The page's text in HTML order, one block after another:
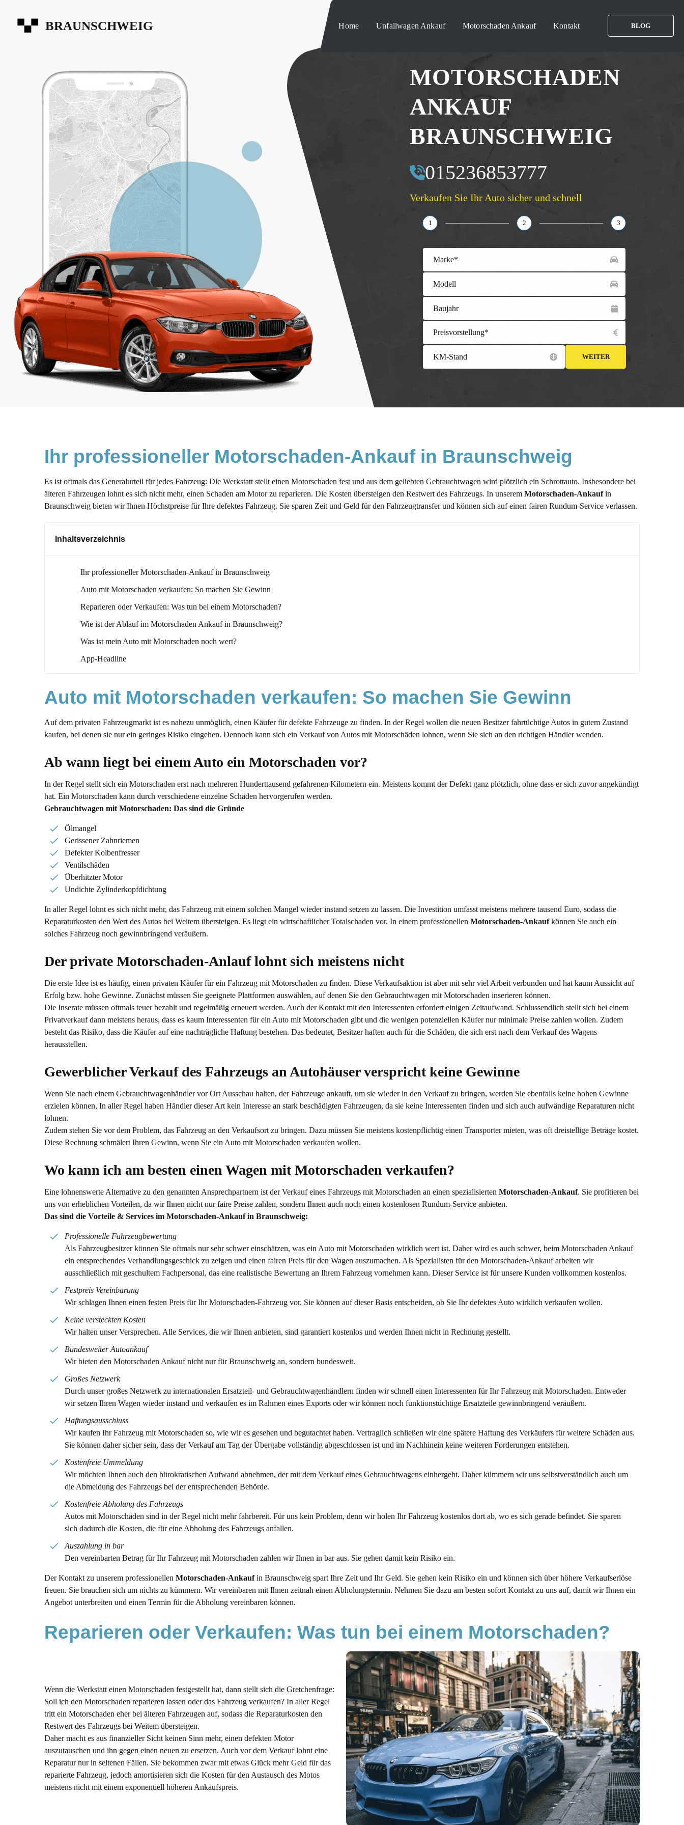
BRAUNSCHWEIG Home Unfallwagen Ankauf Motorschaden Ankauf Kontakt BLOG
MOTORSCHADEN
ANKAUF
BRAUNSCHWEIG
015236853777
Verkaufen Sie Ihr Auto sicher und schnell
1 2 3
Marke*
Modell
Baujahr
Preisvorstellung*
KM-Stand WEITER
Ihr professioneller Motorschaden-Ankauf in Braunschweig
Es ist oftmals das Generalurteil für jedes Fahrzeug: Die Werkstatt stellt einen Motorschaden fest und aus dem geliebten Gebrauchtwagen wird plötzlich ein Schrottauto. Insbesondere bei
älteren Fahrzeugen lohnt es sich nicht mehr, einen Schaden am Motor zu reparieren. Die Kosten übersteigen den Restwert des Fahrzeugs. In unserem Motorschaden-Ankaufin
Braunschweig bieten wir Ihnen Höchstpreise für Ihre defektes Fahrzeug. Sie sparen Zeit und Geld für den Fahrzeugtransfer und können sich auf einen fairen Rundum-Service verlassen.
Inhaltsverzeichnis
Ihr professioneller Motorschaden-Ankauf in Braunschweig
Auto mit Motorschaden verkaufen: So machen Sie Gewinn
Reparieren oder Verkaufen: Was tun bei einem Motorschaden?
Wie ist der Ablauf im Motorschaden Ankauf in Braunschweig?
Was ist mein Auto mit Motorschaden noch wert?
App-Headline
FAQ: Ihre häufigen Fragen zum Motorschaden Ankauf in Braunschweig
Auto mit Motorschaden verkaufen: So machen Sie Gewinn
Auf dem privaten Fahrzeugmarkt ist es nahezu unmöglich, einen Käufer für defekte Fahrzeuge zu finden. In der Regel wollen die neuen Besitzer fahrtüchtige Autos in gutem Zustand
kaufen, bei denen sie nur ein geringes Risiko eingehen. Dennoch kann sich ein Verkauf von Autos mit Motorschäden lohnen, wenn Sie sich an den richtigen Händler wenden.
Ab wann liegt bei einem Auto ein Motorschaden vor?
In der Regel stellt sich ein Motorschaden erst nach mehreren Hunderttausend gefahrenen Kilometern ein. Meistens kommt der Defekt ganz plötzlich, ohne dass er sich zuvor angekündigt
hat. Ein Motorschaden kann durch verschiedene einzelne Schäden hervorgerufen werden.
Gebrauchtwagen mit Motorschaden: Das sind die Gründe
Ölmangel
Gerissener Zahnriemen
Defekter Kolbenfresser
Ventilschäden
Überhitzter Motor
Undichte Zylinderkopfdichtung
In aller Regel lohnt es sich nicht mehr, das Fahrzeug mit einem solchen Mangel wieder instand setzen zu lassen. Die Investition umfasst meistens mehrere tausend Euro, sodass die
Reparaturkosten den Wert des Autos bei Weitem übersteigen. Es liegt ein wirtschaftlicher Totalschaden vor. In einem professionellen Motorschaden-Ankaufkönnen Sie auch ein
solches Fahrzeug noch gewinnbringend veräußern.
Der private Motorschaden-Anlauf lohnt sich meistens nicht
Die erste Idee ist es häufig, einen privaten Käufer für ein Fahrzeug mit Motorschaden zu finden. Diese Verkaufsaktion ist aber mit sehr viel Arbeit verbunden und hat kaum Aussicht auf
Erfolg bzw. hohe Gewinne. Zunächst müssen Sie geeignete Plattformen auswählen, auf denen Sie den Gebrauchtwagen mit Motorschaden inserieren können.
Die Inserate müssen oftmals teuer bezahlt und regelmäßig erneuert werden. Auch der Kontakt mit den Interessenten erfordert einigen Zeitaufwand. Schlussendlich stellt sich bei einem
Privatverkauf dann meistens heraus, dass es kaum Interessenten für ein Auto mit Motorschaden gibt und die wenigen potenziellen Käufer nur minimale Preise zahlen wollen. Zudem
besteht das Risiko, dass die Käufer auf eine nachträgliche Haftung bestehen. Das bedeutet, Besitzer haften auch für die Schäden, die sich erst nach dem Verkauf des Wagens
herausstellen.
Gewerblicher Verkauf des Fahrzeugs an Autohäuser verspricht keine Gewinne
Wenn Sie nach einem Gebrauchtwagenhändler vor Ort Ausschau halten, der Fahrzeuge ankauft, um sie wieder in den Verkauf zu bringen, werden Sie ebenfalls keine hohen Gewinne
erzielen können, In aller Regel haben Händler dieser Art kein Interesse an stark beschädigten Fahrzeugen, da sie keine Interessenten finden und sich auch aufwändige Reparaturen nicht
lohnen.
Zudem stehen Sie vor dem Problem, das Fahrzeug an den Verkaufsort zu bringen. Dazu müssen Sie meistens kostenpflichtig einen Transporter mieten, was oft dreistellige Beträge kostet.
Diese Rechnung schmälert Ihren Gewinn, wenn Sie ein Auto mit Motorschaden verkaufen wollen.
Wo kann ich am besten einen Wagen mit Motorschaden verkaufen?
Eine lohnenswerte Alternative zu den genannten Ansprechpartnern ist der Verkauf eines Fahrzeugs mit Motorschaden an einen spezialisierten Motorschaden-Ankauf. Sie profitieren bei
uns von erheblichen Vorteilen, da wir Ihnen nicht nur faire Preise zahlen, sondern Ihnen auch noch einen kostenlosen Rundum-Service anbieten.
Das sind die Vorteile & Services im Motorschaden-Ankauf in Braunschweig:
Professionelle Fahrzeugbewertung
Als Fahrzeugbesitzer können Sie oftmals nur sehr schwer einschätzen, was ein Auto mit Motorschaden wirklich wert ist. Daher wird es auch schwer, beim Motorschaden Ankauf
ein entsprechendes Verhandlungsgeschick zu zeigen und einen fairen Preis für den Wagen auszumachen. Als Spezialisten für den Motorschaden-Ankauf arbeiten wir
ausschließlich mit geschultem Fachpersonal, das eine realistische Bewertung an Ihrem Fahrzeug vornehmen kann. Dieser Service ist für unsere Kunden vollkommen kostenlos.
Festpreis Vereinbarung
Wir schlagen Ihnen einen festen Preis für Ihr Motorschaden-Fahrzeug vor. Sie können auf dieser Basis entscheiden, ob Sie Ihr defektes Auto wirklich verkaufen wollen.
Keine versteckten Kosten
Wir halten unser Versprechen. Alle Services, die wir Ihnen anbieten, sind garantiert kostenlos und werden Ihnen nicht in Rechnung gestellt.
Bundesweiter Autoankauf
Wir bieten den Motorschaden Ankauf nicht nur für Braunschweig an, sondern bundesweit.
Großes Netzwerk
Durch unser großes Netzwerk zu internationalen Ersatzteil- und Gebrauchtwagenhändlern finden wir schnell einen Interessenten für Ihr Fahrzeug mit Motorschaden. Entweder
wir setzen Ihren Wagen wieder instand und verkaufen es im Rahmen eines Exports oder wir können noch funktionstüchtige Ersatzteile gewinnbringend veräußern.
Haftungsausschluss
Wir kaufen Ihr Fahrzeug mit Motorschaden so, wie wir es gesehen und begutachtet haben. Vertraglich schließen wir eine spätere Haftung des Verkäufers für weitere Schäden aus.
Sie können daher sicher sein, dass der Verkauf am Tag der Übergabe vollständig abgeschlossen ist und im Nachhinein keine weiteren Forderungen entstehen.
Kostenfreie Ummeldung
Wir möchten Ihnen auch den bürokratischen Aufwand abnehmen, der mit dem Verkauf eines Gebrauchtwagens einhergeht. Daher kümmern wir uns selbstverständlich auch um
die Abmeldung des Fahrzeugs bei der entsprechenden Behörde.
Kostenfreie Abholung des Fahrzeugs
Autos mit Motorschäden sind in der Regel nicht mehr fahrbereit. Für uns kein Problem, denn wir holen Ihr Fahrzeug kostenlos dort ab, wo es sich gerade befindet. Sie sparen
sich dadurch die Kosten, die für eine Abholung des Fahrzeugs anfallen.
Auszahlung in bar
Den vereinbarten Betrag für Ihr Fahrzeug mit Motorschaden zahlen wir Ihnen in bar aus. Sie gehen damit kein Risiko ein.
Der Kontakt zu unserem professionellen Motorschaden-Ankaufin Braunschweig spart Ihre Zeit und Ihr Geld. Sie gehen kein Risiko ein und können sich über höhere Verkaufserlöse
freuen. Sie brauchen sich um nichts zu kümmern. Wir vereinbaren mit Ihnen zeitnah einen Abholungstermin. Nehmen Sie dazu am besten sofort Kontakt zu uns auf, damit wir Ihnen ein
Angebot unterbreiten und einen Termin für die Abholung vereinbaren können.
Reparieren oder Verkaufen: Was tun bei einem Motorschaden?
Wenn die Werkstatt einen Motorschaden festgestellt hat, dann stellt sich die Gretchenfrage:
Soll ich den Motorschaden reparieren lassen oder das Fahrzeug verkaufen? In aller Regel
tritt ein Motorschaden eher bei älteren Fahrzeugen auf, sodass die Reparaturkosten den
Restwert des Fahrzeugs bei Weitem übersteigen.
Daher macht es aus finanzieller Sicht keinen Sinn mehr, einen defekten Motor
auszutauschen und ihn gegen einen neuen zu ersetzen. Auch vor dem Verkauf lohnt eine
Reparatur nur in seltenen Fällen. Sie bekommen zwar mit etwas Glück mehr Geld für das
reparierte Fahrzeug, jedoch amortisieren sich die Kosten für den Austausch des Motos
meistens nicht mit einem exponentiell höheren Ankaufspreis.